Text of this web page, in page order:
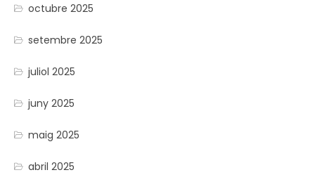
octubre 2025
setembre 2025
juliol 2025
juny 2025
maig 2025
abril 2025